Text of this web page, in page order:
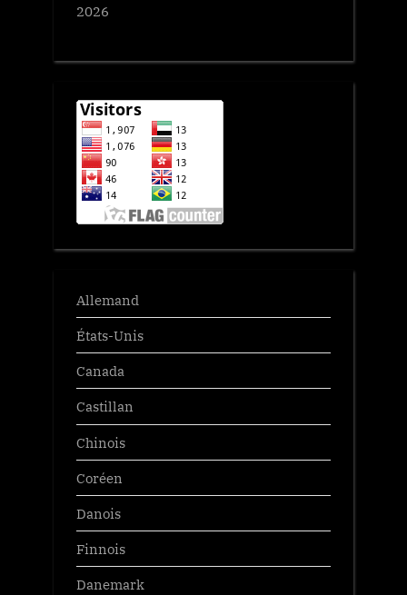
2026
Allemand
États-Unis
Canada
Castillan
Chinois
Coréen
Danois
Finnois
Danemark